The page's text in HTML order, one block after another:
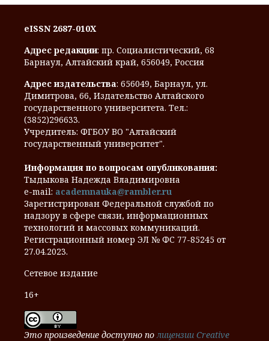
eISSN 2687-010X
Адрес редакции: пр. Социалистический, 68
Барнаул, Алтайский край, 656049, Россия
Адрес издательства: 656049, Барнаул, ул.
Димитрова, 66, Издательство Алтайского
государственного университета. Тел.:
(3852)296633.
Учредитель: ФГБОУ ВО "Алтайский
государственный университет".
Информация по вопросам опубликования:
Тыдыкова Надежда Владимировна
e-mail: academnauka@rambler.ru
Зарегистрирован Федеральной службой по
надзору в сфере связи, информационных
технологий и массовых коммуникаций.
Регистрационный номер ЭЛ № ФС 77-85245 от
27.04.2023.
Сетевое издание
16+
Это произведение доступно полицензии Creative